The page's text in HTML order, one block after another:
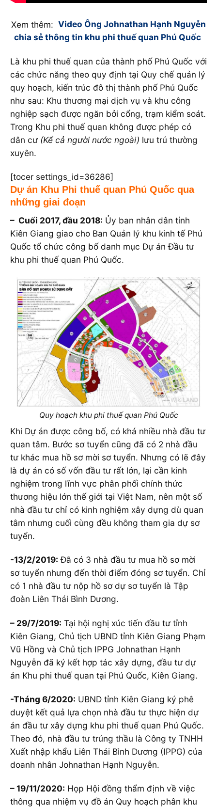
Xem thêm: Video Ông Johnathan Hạnh Nguyễn
chia sẻ thông tin khu phi thuế quan Phú Quốc
Là khu phi thuế quan của thành phố Phú Quốc với
các chức năng theo quy định tại Quy chế quản lý
quy hoạch, kiến trúc đô thị thành phố Phú Quốc
như sau: Khu thương mại dịch vụ và khu công
nghiệp sạch được ngăn bởi cổng, trạm kiểm soát.
Trong Khu phi thuế quan không được phép có
dân cư (Kể cả người nước ngoài) lưu trú thường
xuyên.
[tocer settings_id=36286]
Dự án Khu Phi thuế quan Phú Quốc qua
những giai đoạn
– Cuối 2017, đầu 2018: Ủy ban nhân dân tỉnh
Kiên Giang giao cho Ban Quản lý khu kinh tế Phú
Quốc tổ chức công bố danh mục Dự án Đầu tư
khu phi thuế quan Phú Quốc.
Quy hoạch khu phi thuế quan Phú Quốc
Khi Dự án được công bố, có khá nhiều nhà đầu tư
quan tâm. Bước sơ tuyển cũng đã có 2 nhà đầu
tư khác mua hồ sơ mời sơ tuyển. Nhưng có lẽ đây
là dự án có số vốn đầu tư rất lớn, lại cần kinh
nghiệm trong lĩnh vực phân phối chính thức
thương hiệu lớn thế giới tại Việt Nam, nên một số
nhà đầu tư chỉ có kinh nghiệm xây dựng dù quan
tâm nhưng cuối cùng đều không tham gia dự sơ
tuyển.
-13/2/2019: Đã có 3 nhà đầu tư mua hồ sơ mời
sơ tuyển nhưng đến thời điểm đóng sơ tuyển. Chỉ
có 1 nhà đầu tư nộp hồ sơ dự sơ tuyển là Tập
đoàn Liên Thái Bình Dương.
– 29/7/2019: Tại hội nghị xúc tiến đầu tư tỉnh
Kiên Giang, Chủ tịch UBND tỉnh Kiên Giang Phạm
Vũ Hồng và Chủ tịch IPPG Johnathan Hạnh
Nguyễn đã ký kết hợp tác xây dựng, đầu tư dự
án Khu phi thuế quan tại Phú Quốc, Kiên Giang.
-Tháng 6/2020: UBND tỉnh Kiên Giang ký phê
duyệt kết quả lựa chọn nhà đầu tư thực hiện dự
án đầu tư xây dựng khu phi thuế quan Phú Quốc.
Theo đó, nhà đầu tư trúng thầu là Công ty TNHH
Xuất nhập khẩu Liên Thái Bình Dương (IPPG) của
doanh nhân Johnathan Hạnh Nguyễn.
– 19/11/2020: Họp Hội đồng thẩm định về việc
thông qua nhiệm vụ đồ án Quy hoạch phân khu